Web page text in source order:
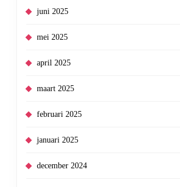
juni 2025
mei 2025
april 2025
maart 2025
februari 2025
januari 2025
december 2024